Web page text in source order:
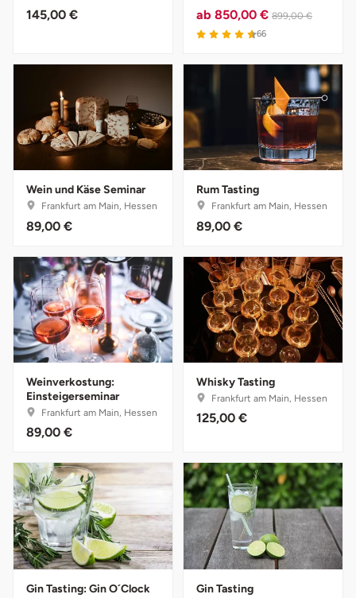
145,00 € ab 850,00 € 899,00 €
66
Wein und Käse Seminar
Frankfurt am Main, Hessen
89,00 €
Rum Tasting
Frankfurt am Main, Hessen
89,00 €
Weinverkostung:
Einsteigerseminar
Frankfurt am Main, Hessen
89,00 €
Whisky Tasting
Frankfurt am Main, Hessen
125,00 €
Gin Tasting: Gin O´Clock Gin Tasting
Herzogenaurach
Herzogtum Lauenburg
Homburg
Horb am Neckar
Ibbenbüren
Ingolstadt
Jena
Jerichower Land
Kamp-Lintfort
Karlsruhe
Kassel
Kempten
Kerken
Kiel
Koblenz